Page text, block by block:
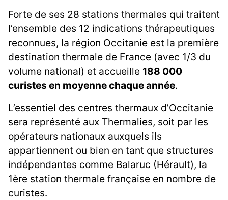
Forte de ses 28 stations thermales qui traitent
l’ensemble des 12 indications thérapeutiques
reconnues, la région Occitanie est la première
destination thermale de France (avec 1/3 du
volume national) et accueille 188 000
curistes en moyenne chaque année.
L’essentiel des centres thermaux d’Occitanie
sera représenté aux Thermalies, soit par les
opérateurs nationaux auxquels ils
appartiennent ou bien en tant que structures
indépendantes comme Balaruc (Hérault), la
1ère station thermale française en nombre de
curistes.